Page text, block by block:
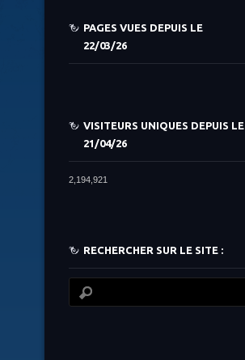
PAGES VUES DEPUIS LE
22/03/26
VISITEURS UNIQUES DEPUIS LE
21/04/26
2,194,921
RECHERCHER SUR LE SITE :